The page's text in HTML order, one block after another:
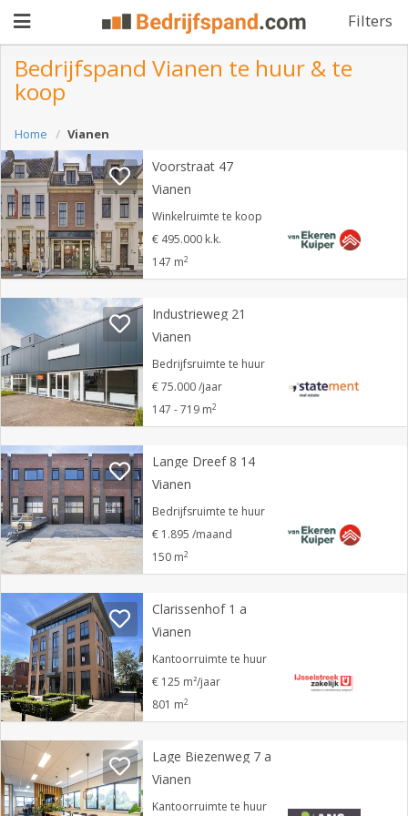
Filters
Pand
aanbieden
Pand
zoeken
Waarom
adverteren
Premium
adverteren
Registreren
Login
Bedrijfspand Vianen te huur & te
koop
Home Vianen
Voorstraat 47
Vianen
Winkelruimte te koop
€ 495.000 k.k.
147 m2
Industrieweg 21
Vianen
Bedrijfsruimte te huur
€ 75.000 /jaar
147 - 719 m2
Lange Dreef 8 14
Vianen
Bedrijfsruimte te huur
€ 1.895 /maand
150 m2
Clarissenhof 1 a
Vianen
Kantoorruimte te huur
€ 125 m²/jaar
801 m2
Lage Biezenweg 7 a
Vianen
Kantoorruimte te huur